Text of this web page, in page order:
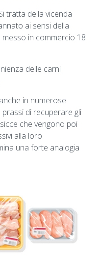
tratta della vicenda
ai sensi della
in commercio 18
delle carni
in numerose
di recuperare gli
che vengono poi
alla loro
una forte analogia